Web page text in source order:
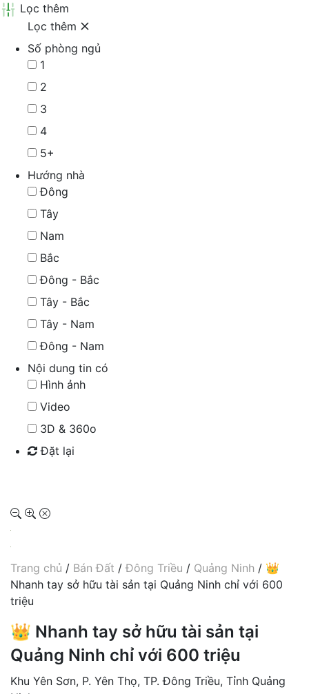
Lọc thêm
Lọc thêm
Số phòng ngủ
1
2
3
4
5+
Hướng nhà
Đông
Tây
Nam
Bắc
Đông - Bắc
Tây - Bắc
Tây - Nam
Đông - Nam
Nội dung tin có
Hình ảnh
Video
3D & 360o
Đặt lại
Trang chủ / Bán Đất / Đông Triều / Quảng Ninh / 👑
Nhanh tay sở hữu tài sản tại Quảng Ninh chỉ với 600
triệu
👑 Nhanh tay sở hữu tài sản tại
Quảng Ninh chỉ với 600 triệu
Khu Yên Sơn, P. Yên Thọ, TP. Đông Triều, Tỉnh Quảng